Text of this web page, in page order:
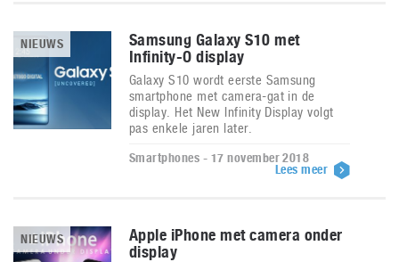
NIEUWS
Samsung Galaxy S10 met
Infinity-O display
Galaxy S10 wordt eerste Samsung
smartphone met camera-gat in de
display. Het New Infinity Display volgt
pas enkele jaren later.
Smartphones - 17 november 2018
Lees meer
NIEUWS
Apple iPhone met camera onder
display